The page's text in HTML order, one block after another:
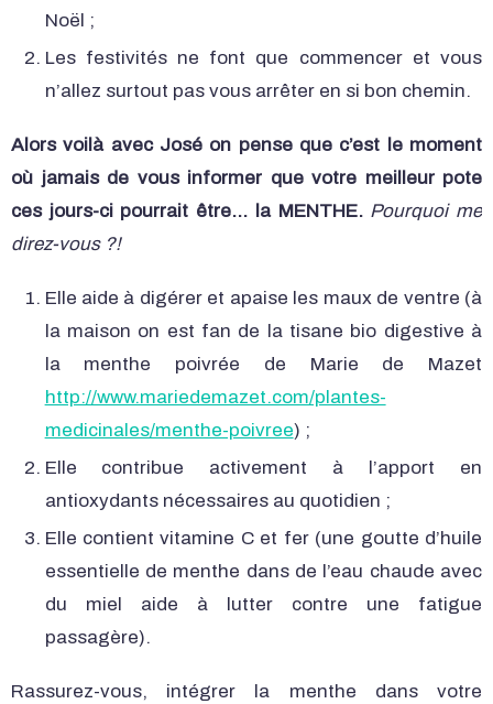
Noël ;
Les festivités ne font que commencer et vous
n’allez surtout pas vous arrêter en si bon chemin.
Alors voilà avec José on pense que c’est le moment
où jamais de vous informer que votre meilleur pote
ces jours-ci pourrait être… la MENTHE. Pourquoi me
direz-vous ?!
Elle aide à digérer et apaise les maux de ventre (à
la maison on est fan de la tisane bio digestive à
la menthe poivrée de Marie de Mazet
http://www.mariedemazet.com/plantes-
medicinales/menthe-poivree) ;
Elle contribue activement à l’apport en
antioxydants nécessaires au quotidien ;
Elle contient vitamine C et fer (une goutte d’huile
essentielle de menthe dans de l’eau chaude avec
du miel aide à lutter contre une fatigue
passagère).
Rassurez-vous, intégrer la menthe dans votre